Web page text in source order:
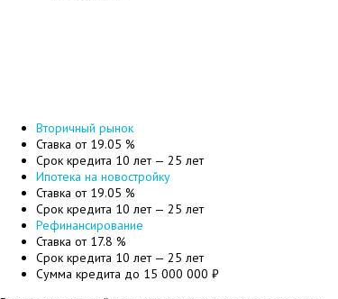
Вторичный рынок
Ставка от 19.05 %
Срок кредита 10 лет — 25 лет
Ипотека на новостройку
Ставка от 19.05 %
Срок кредита 10 лет — 25 лет
Рефинансирование
Ставка от 17.8 %
Срок кредита 10 лет — 25 лет
Сумма кредита до 15 000 000 ₽